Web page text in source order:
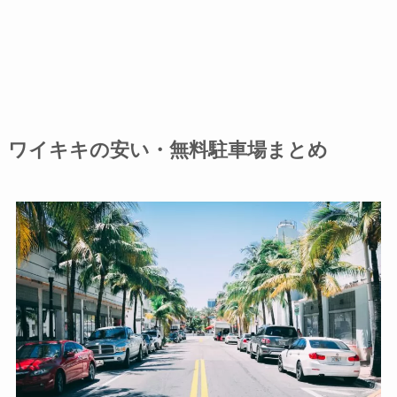
ワイキキの安い・無料駐車場まとめ